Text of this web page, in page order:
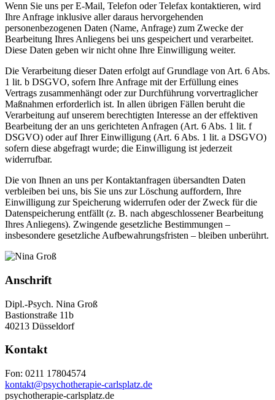
Wenn Sie uns per E-Mail, Telefon oder Telefax kontaktieren, wird
Ihre Anfrage inklusive aller daraus hervorgehenden
personenbezogenen Daten (Name, Anfrage) zum Zwecke der
Bearbeitung Ihres Anliegens bei uns gespeichert und verarbeitet.
Diese Daten geben wir nicht ohne Ihre Einwilligung weiter.
Die Verarbeitung dieser Daten erfolgt auf Grundlage von Art. 6 Abs.
1 lit. b DSGVO, sofern Ihre Anfrage mit der Erfüllung eines
Vertrags zusammenhängt oder zur Durchführung vorvertraglicher
Maßnahmen erforderlich ist. In allen übrigen Fällen beruht die
Verarbeitung auf unserem berechtigten Interesse an der effektiven
Bearbeitung der an uns gerichteten Anfragen (Art. 6 Abs. 1 lit. f
DSGVO) oder auf Ihrer Einwilligung (Art. 6 Abs. 1 lit. a DSGVO)
sofern diese abgefragt wurde; die Einwilligung ist jederzeit
widerrufbar.
Die von Ihnen an uns per Kontaktanfragen übersandten Daten
verbleiben bei uns, bis Sie uns zur Löschung auffordern, Ihre
Einwilligung zur Speicherung widerrufen oder der Zweck für die
Datenspeicherung entfällt (z. B. nach abgeschlossener Bearbeitung
Ihres Anliegens). Zwingende gesetzliche Bestimmungen –
insbesondere gesetzliche Aufbewahrungsfristen – bleiben unberührt.
Anschrift
Dipl.-Psych. Nina Groß
Bastionstraße 11b
40213 Düsseldorf
Kontakt
Fon: 0211 17804574
kontakt@psychotherapie-carlsplatz.de
psychotherapie-carlsplatz.de